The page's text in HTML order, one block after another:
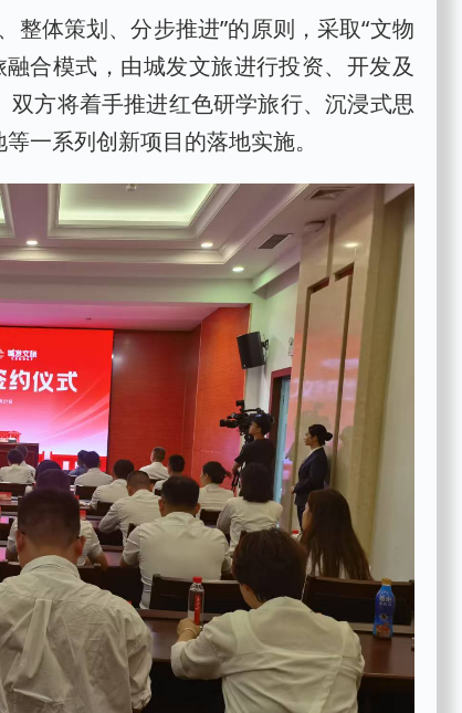
整体策划、分步推进”的原则，采取“文物
合模式，由城发文旅进行投资、开发及
方将着手推进红色研学旅行、沉浸式思
一系列创新项目的落地实施。